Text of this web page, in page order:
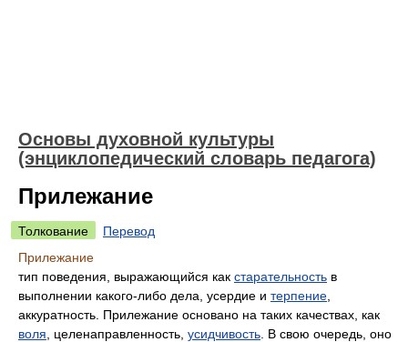
Основы духовной культуры
(энциклопедический словарь педагога)
Прилежание
Толкование
Перевод
Прилежание
тип поведения, выражающийся как старательность в
выполнении какого-либо дела, усердие и терпение
аккуратность. Прилежание основано на таких качествах, как
воля , целенаправленность, усидчивость . В свою очередь, оно